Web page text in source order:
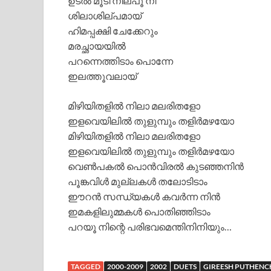
ശിലാശില്പമായ്
ഹിമപ്പക്ഷി ചേക്കേറും
മരച്ഛായയിൽ
പറന്നെത്തിടാം പൊന്നേ
ഇലത്തൂവലായ്
മിഴിയിതളിൽ നിലാ മലരിതളോ
ഇളവെയിലിൽ തുളുമ്പും തളിർമഴയോ
മിഴിയിതളിൽ നിലാ മലരിതളോ
ഇളവെയിലിൽ തുളുമ്പും തളിർമഴയോ
വെൺപകൽ പൊൻവിരൽ കുടഞ്ഞനിൻ
പൂങ്കവിൾ മുല്ലകൾ തലോടിടാം
ഈറൻ സന്ധ്യകൾ കവർന്ന നിൻ
ഇമകളിലുമ്മകൾ പൊതിഞ്ഞിടാം
പറയൂ നിന്റെ പരിഭവമെന്തിനിനിയും…
TAGGED 2000-2009 2002 DUETS GIREESH